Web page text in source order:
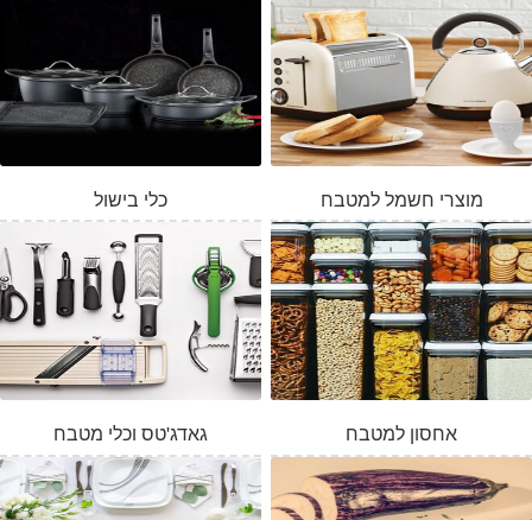
כלי בישול מוצרי חשמל למטבח
גאדג'טס וכלי מטבח אחסון למטבח